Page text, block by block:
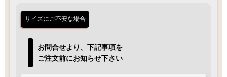
サイズにご不安な場合
お問合せより、下記事項を
ご注文前にお知らせ下さい